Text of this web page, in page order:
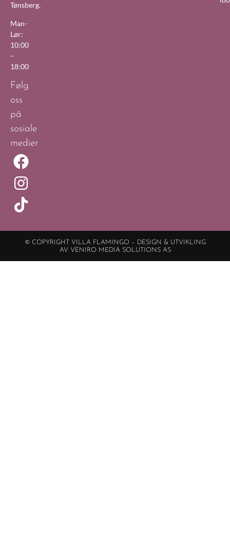
Tønsberg.
Man-
Lør:
10:00
–
18:00
Følg
oss
på
sosiale
medier
© COPYRIGHT VILLA FLAMINGO – DESIGN & UTVIKLING
AV VENIRO MEDIA SOLUTIONS AS